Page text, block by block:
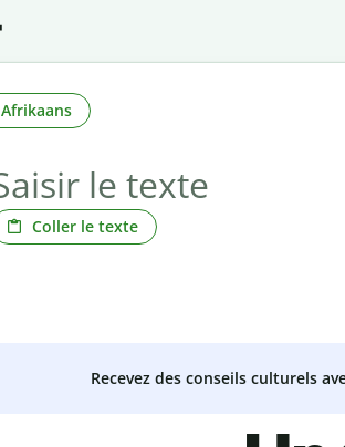
Coller le texte
Afrikaans
Recevez des conseils culturels